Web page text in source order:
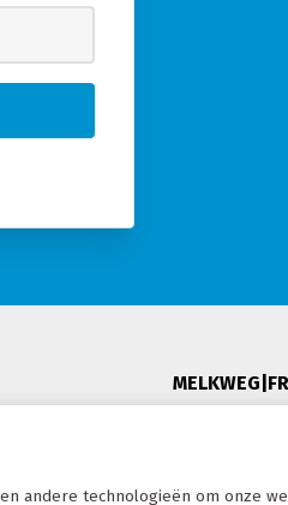
andere technologieën om onze
T: +31 (0)515